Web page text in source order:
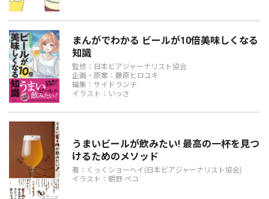
まんがでわかる ビールが10倍美味しくなる
知識
監修：日本ビアジャーナリスト協会
企画・原案：藤原ヒロユキ
編集：サイドランチ
イラスト：いっさ
うまいビールが飲みたい! 最高の一杯を見つ
けるためのメソッド
著：くっくショーヘイ(日本ビアジャーナリスト協会)
イラスト：朝野 ペコ